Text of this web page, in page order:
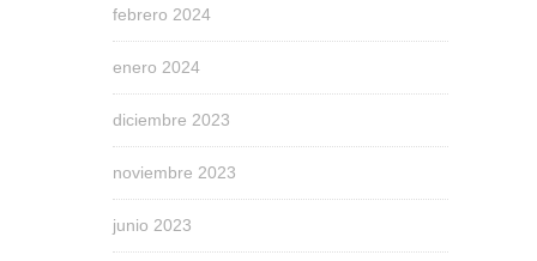
febrero 2024
enero 2024
diciembre 2023
noviembre 2023
junio 2023